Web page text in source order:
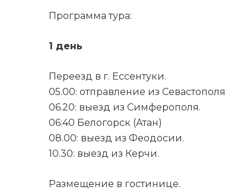
Программа тура:
1 день
Переезд в г. Ессентуки.
05.00: отправление из Севастополя
06.20: выезд из Симферополя.
06:40 Белогорск (Атан)
08.00: выезд из Феодосии.
10.30: выезд из Керчи.
Размещение в гостинице.